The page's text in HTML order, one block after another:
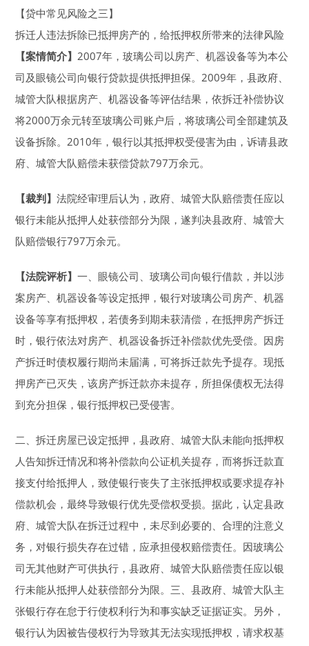
【贷中常见风险之三】
拆迁人违法拆除已抵押房产的，给抵押权所带来的法律风险
【案情简介】2007年，玻璃公司以房产、机器设备等为本公
司及眼镜公司向银行贷款提供抵押担保。2009年，县政府、
城管大队根据房产、机器设备等评估结果，依拆迁补偿协议
将2000万余元转至玻璃公司账户后，将玻璃公司全部建筑及
设备拆除。2010年，银行以其抵押权受侵害为由，诉请县政
府、城管大队赔偿未获偿贷款797万余元。
【裁判】法院经审理后认为，政府、城管大队赔偿责任应以
银行未能从抵押人处获偿部分为限，遂判决县政府、城管大
队赔偿银行797万余元。
【法院评析】一、眼镜公司、玻璃公司向银行借款，并以涉
案房产、机器设备等设定抵押，银行对玻璃公司房产、机器
设备等享有抵押权，若债务到期未获清偿，在抵押房产拆迁
时，银行依法对房产、机器设备拆迁补偿款优先受偿。因房
产拆迁时债权履行期尚未届满，可将拆迁款先予提存。现抵
押房产已灭失，该房产拆迁款亦未提存，所担保债权无法得
到充分担保，银行抵押权已受侵害。
二、拆迁房屋已设定抵押，县政府、城管大队未能向抵押权
人告知拆迁情况和将补偿款向公证机关提存，而将拆迁款直
接支付给抵押人，致使银行丧失了主张抵押权或要求提存补
偿款机会，最终导致银行优先受偿权受损。据此，认定县政
府、城管大队在拆迁过程中，未尽到必要的、合理的注意义
务，对银行损失存在过错，应承担侵权赔偿责任。因玻璃公
司无其他财产可供执行，县政府、城管大队赔偿责任应以银
行未能从抵押人处获偿部分为限。三、县政府、城管大队主
张银行存在怠于行使权利行为和事实缺乏证据证实。另外，
银行认为因被告侵权行为导致其无法实现抵押权，请求权基